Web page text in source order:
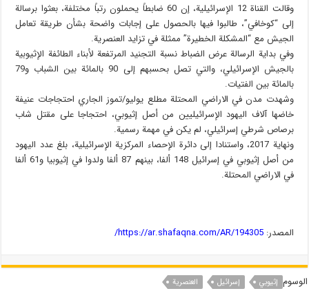
وقالت القناة 12 الإسرائيلية، إن 60 ضابطاً يحملون رتباً مختلفة، بعثوا برسالة
إلى “كوخافي”، طالبوا فيها بالحصول على إجابات واضحة بشأن طريقة تعامل
الجيش مع “المشكلة الخطيرة” ممثلة في تزايد العنصرية.
وفي بداية الرسالة عرض الضباط نسبة التجنيد المرتفعة لأبناء الطائفة الإثيوبية
بالجيش الإسرائيلي، والتي تصل بحسبهم إلى 90 بالمائة بين الشباب و79
بالمائة بين الفتيات.
وشهدت مدن في الاراضي المحتلة مطلع يوليو/تموز الجاري احتجاجات عنيفة
خاضها آلاف اليهود الإسرائيليين من أصل إثيوبي، احتجاجا على مقتل شاب
برصاص شرطي إسرائيلي، لم يكن في مهمة رسمية.
ونهاية 2017، واستنادا إلى دائرة الإحصاء المركزية الإسرائيلية، بلغ عدد اليهود
من أصل إثيوبي في إسرائيل 148 ألفا، بينهم 87 ألفا ولدوا في إثيوبيا و61 ألفا
في الاراضي المحتلة.
المصدر:https://ar.shafaqna.com/AR/194305/
الوسوم إثيوبي إسرائیل العنصریة